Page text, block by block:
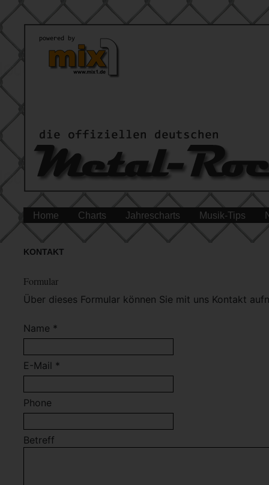
Home Charts Jahrescharts Musik-Tips
KONTAKT
Formular
Über dieses Formular können Sie mit uns Kontakt
Name *
E-Mail *
Phone
Betreff